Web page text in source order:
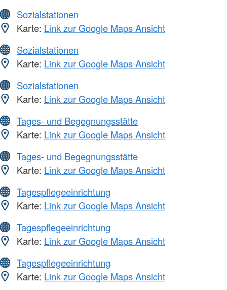
Sozialstationen
Karte: Link zur Google Maps Ansicht
Sozialstationen
Karte: Link zur Google Maps Ansicht
Sozialstationen
Karte: Link zur Google Maps Ansicht
Tages- und Begegnungsstätte
Karte: Link zur Google Maps Ansicht
Tages- und Begegnungsstätte
Karte: Link zur Google Maps Ansicht
Tagespflegeeinrichtung
Karte: Link zur Google Maps Ansicht
Tagespflegeeinrichtung
Karte: Link zur Google Maps Ansicht
Tagespflegeeinrichtung
Karte: Link zur Google Maps Ansicht